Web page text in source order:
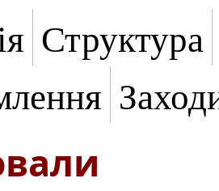
Структура